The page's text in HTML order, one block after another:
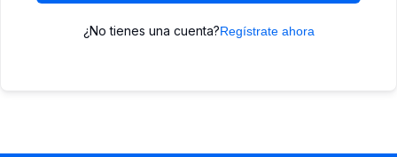
¿No tienes una cuenta?Regístrate ahora